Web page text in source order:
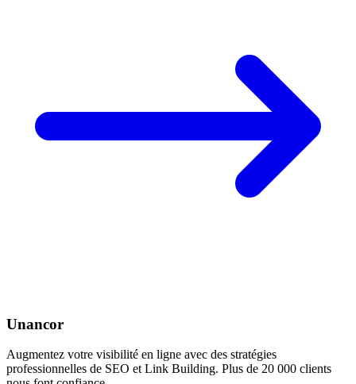
Unancor
Augmentez votre visibilité en ligne avec des stratégies
professionnelles de SEO et Link Building. Plus de 20 000 clients